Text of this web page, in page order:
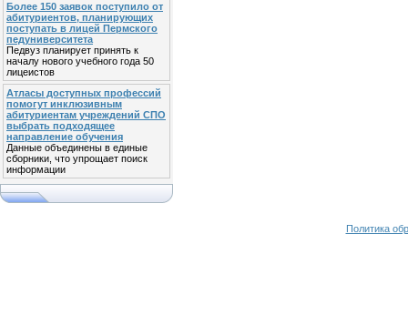
Более 150 заявок поступило от
абитуриентов, планирующих
поступать в лицей Пермского
педуниверситета
Педвуз планирует принять к
началу нового учебного года 50
лицеистов
Атласы доступных профессий
помогут инклюзивным
абитуриентам учреждений СПО
выбрать подходящее
направление обучения
Данные объединены в единые
сборники, что упрощает поиск
информации
Политика